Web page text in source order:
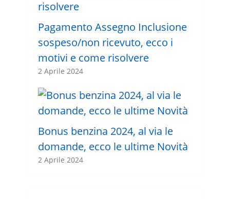
Pagamento Assegno Inclusione
sospeso/non ricevuto, ecco i
motivi e come risolvere
2 Aprile 2024
Bonus benzina 2024, al via le
domande, ecco le ultime Novità
2 Aprile 2024